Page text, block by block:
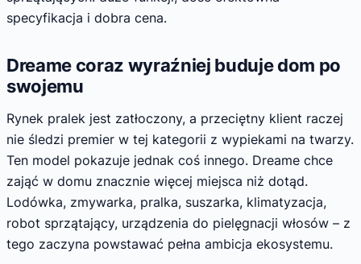
specyfikacja i dobra cena.
Dreame coraz wyraźniej buduje dom po
swojemu
Rynek pralek jest zatłoczony, a przeciętny klient raczej
nie śledzi premier w tej kategorii z wypiekami na twarzy.
Ten model pokazuje jednak coś innego. Dreame chce
zająć w domu znacznie więcej miejsca niż dotąd.
Lodówka, zmywarka, pralka, suszarka, klimatyzacja,
robot sprzątający, urządzenia do pielęgnacji włosów – z
tego zaczyna powstawać pełna ambicja ekosystemu.